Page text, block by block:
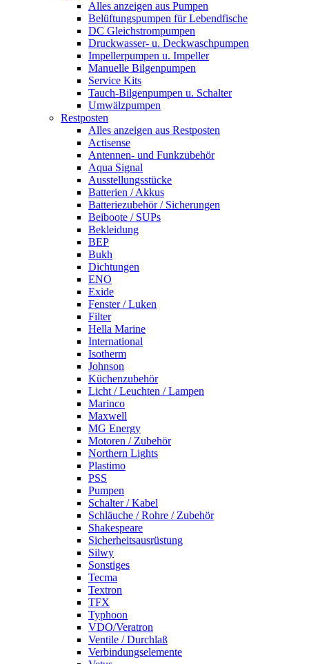
Alles anzeigen aus Pumpen
Belüftungspumpen für Lebendfische
DC Gleichstrompumpen
Druckwasser- u. Deckwaschpumpen
Impellerpumpen u. Impeller
Manuelle Bilgenpumpen
Service Kits
Tauch-Bilgenpumpen u. Schalter
Umwälzpumpen
Restposten
Alles anzeigen aus Restposten
Actisense
Antennen- und Funkzubehör
Aqua Signal
Ausstellungsstücke
Batterien / Akkus
Batteriezubehör / Sicherungen
Beiboote / SUPs
Bekleidung
BEP
Bukh
Dichtungen
ENO
Exide
Fenster / Luken
Filter
Hella Marine
International
Isotherm
Johnson
Küchenzubehör
Licht / Leuchten / Lampen
Marinco
Maxwell
MG Energy
Motoren / Zubehör
Northern Lights
Plastimo
PSS
Pumpen
Schalter / Kabel
Schläuche / Rohre / Zubehör
Shakespeare
Sicherheitsausrüstung
Silwy
Sonstiges
Tecma
Textron
TFX
Typhoon
VDO/Veratron
Ventile / Durchlaß
Verbindungselemente